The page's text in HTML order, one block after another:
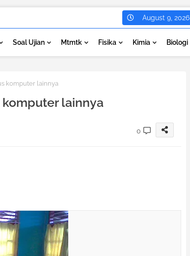
August 9, 2026
Soal Ujian Mtmtk Fisika Kimia Biologi
komputer lainnya
lainnya
0